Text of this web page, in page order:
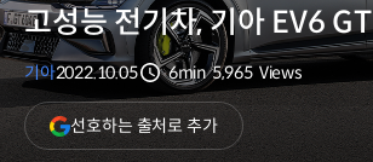
고성능 전기차, 기아 EV6 GT
기아2022.10.05
분량
6min
조회수
5,965 Views
선호하는 출처로 추가(새
창